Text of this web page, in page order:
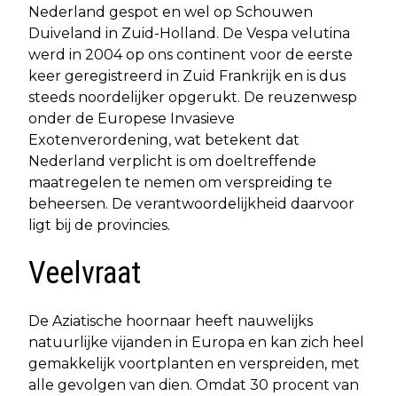
Nederland gespot en wel op Schouwen
Duiveland in Zuid-Holland. De Vespa velutina
werd in 2004 op ons continent voor de eerste
keer geregistreerd in Zuid Frankrijk en is dus
steeds noordelijker opgerukt. De reuzenwesp
onder de Europese Invasieve
Exotenverordening, wat betekent dat
Nederland verplicht is om doeltreffende
maatregelen te nemen om verspreiding te
beheersen. De verantwoordelijkheid daarvoor
ligt bij de provincies.
Veelvraat
De Aziatische hoornaar heeft nauwelijks
natuurlijke vijanden in Europa en kan zich heel
gemakkelijk voortplanten en verspreiden, met
alle gevolgen van dien. Omdat 30 procent van